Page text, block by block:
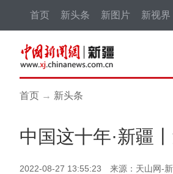
首页 新头条 新图片 新视界
首页 → 新头条
中国这十年·新疆
2022-08-27 13:55:23 来源：天山网-